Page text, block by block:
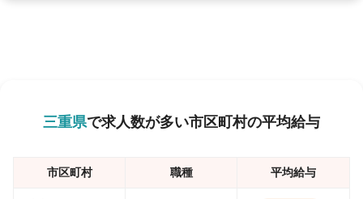
三重県で求人数が多い市区町村の平均給与
市区町村 職種 平均給与